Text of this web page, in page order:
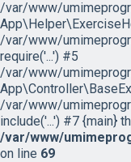
/var/www/
/var/www/
require('...') #5
/var/www/
/var/www/
include('...') #7 {main}
/var/www/
on line 69